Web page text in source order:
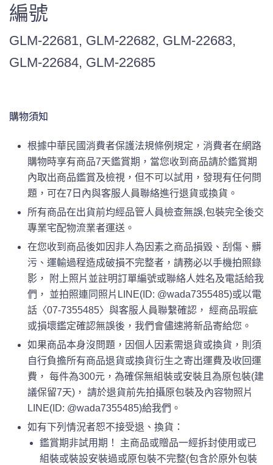
編號
GLM-22681, GLM-22682, GLM-22683,
GLM-22684, GLM-22685
購物須知
根據中華民國消費者保護法規條例規定，消費者在網路
購物時享有商品7天鑑賞期，當您收到商品請於鑑賞期
內取出商品鑑賞及檢視，但不可以試用，發現有任何問
題，可在7日內與客服人員聯絡進行退貨或換貨。
所有商品在出貨前均經品管人員檢查無誤,包裝完全後交
專業宅配物流業者運送。
在您收到商品後如因非人為因素之商品損毀、刮傷、髒
污、運輸過程造成破損不完整者，請務必以手機拍照錄
影， 附上照片並註明訂單編號或聯絡人姓名及電話給我
們， 並拍照連同照片LINE(ID: @wada7355485)或以電
話〈07-7355485〉與客服人員聯繫確認， 經商品瑕疵
或損壞鑑定確認無誤後，我們會儘速將新品寄給您。
如果商品本身沒問題，因個人因素需退貨或換貨，則須
自行負擔所有商品退貨或換貨衍生之寄出運費及收回運
費， 每件為300元，為確保無組裝或安裝且為原包裝(建
議保留7天)， 請於退貨前先拍攝原包裝及內容物照片
LINE(ID: @wada7355485)給我們。
如有下列情況者恕不接受退、換貨：
鑑賞期非試用期！ 主商品或贈品一經拆封使用或已
組裝或裝設安裝過或原包裝不完整(包含於原外包裝